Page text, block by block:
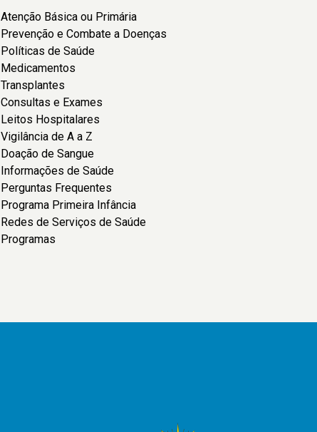
Atenção Básica ou Primária
Prevenção e Combate a Doenças
Políticas de Saúde
Medicamentos
Transplantes
Consultas e Exames
Leitos Hospitalares
Vigilância de A a Z
Doação de Sangue
Informações de Saúde
Perguntas Frequentes
Programa Primeira Infância
Redes de Serviços de Saúde
Programas